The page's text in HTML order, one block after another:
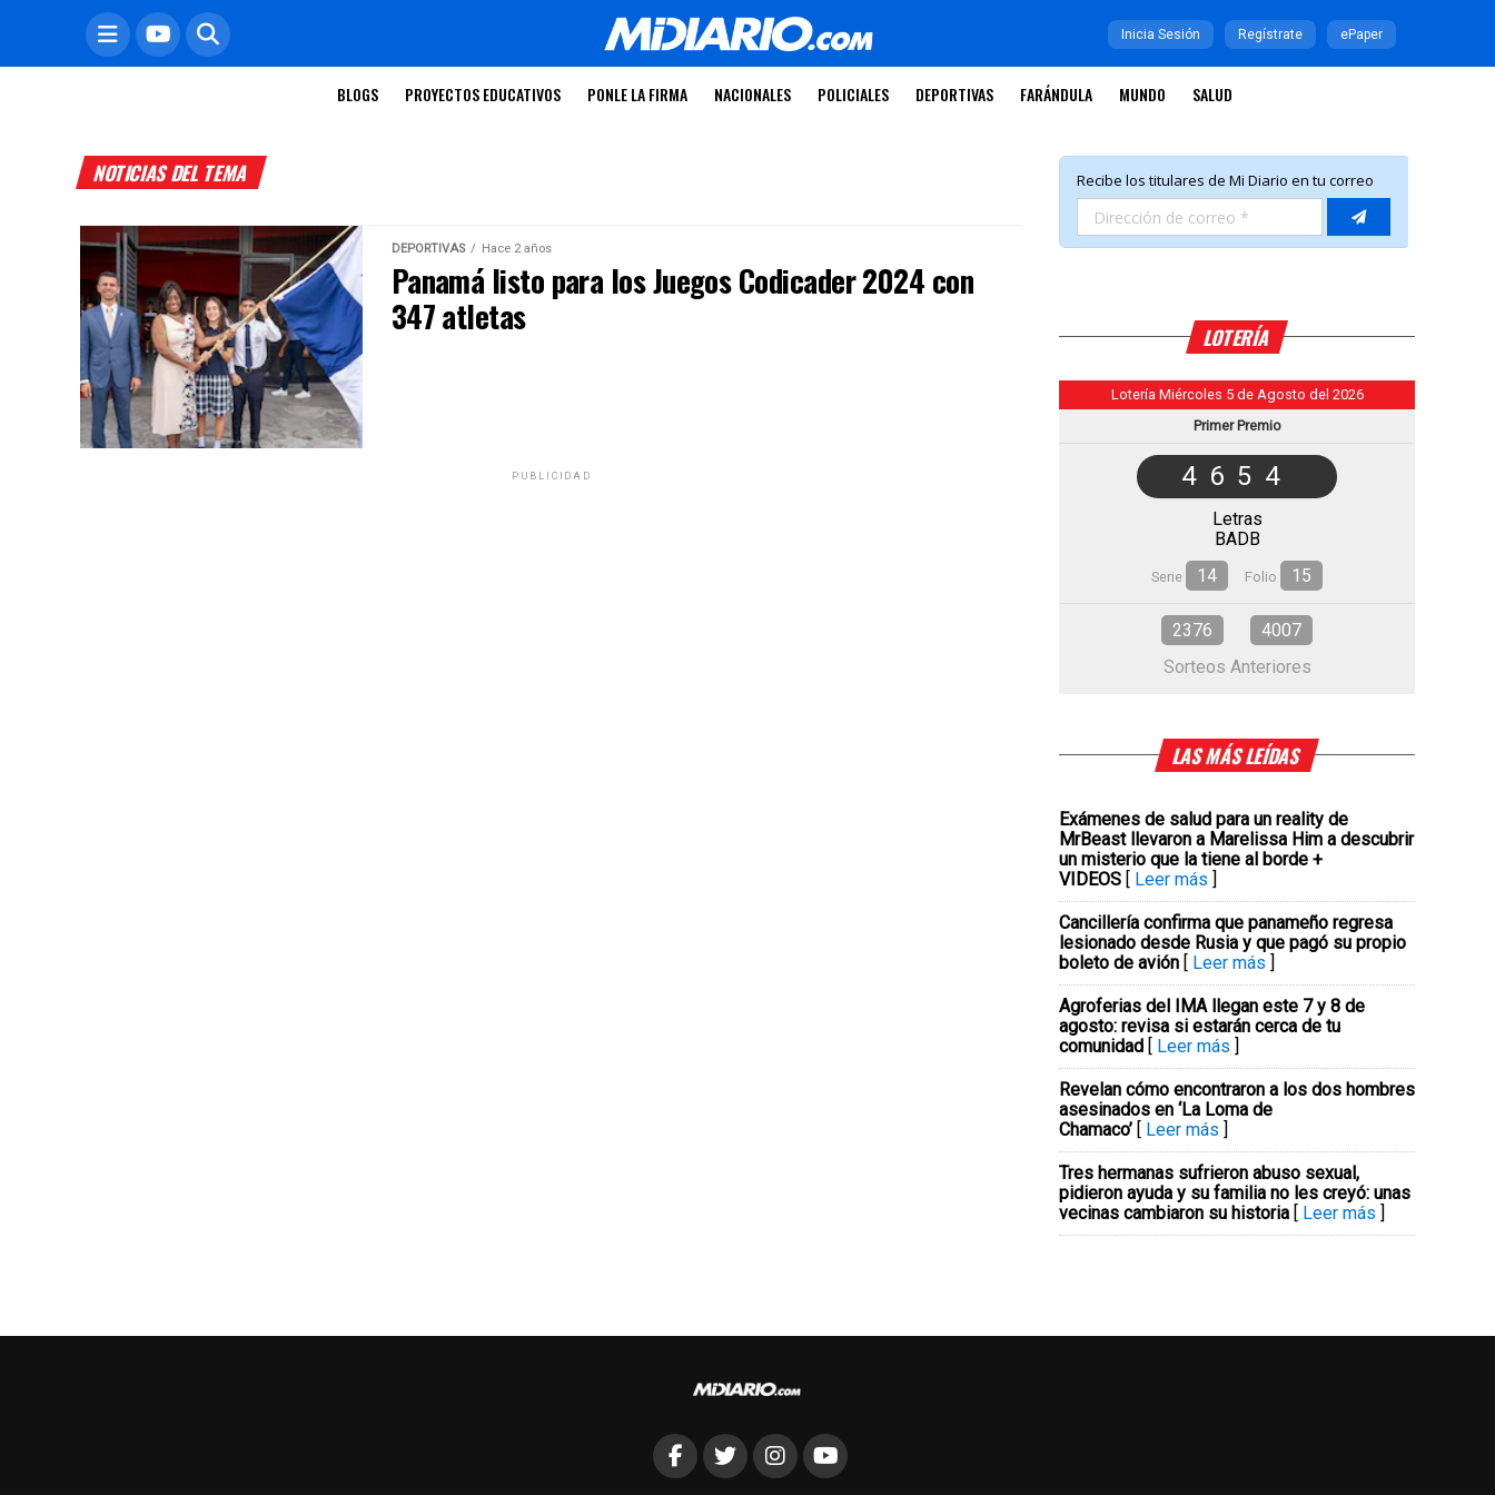
Inicia Sesión Regístrate ePaper
BLOGS PROYECTOS EDUCATIVOS PONLE LA FIRMA NACIONALES POLICIALES DEPORTIVAS FARÁNDULA MUNDO SALUD
NOTICIAS DEL TEMA
DEPORTIVAS Hace 2 años
Panamá listo para los Juegos Codicader 2024 con
347 atletas
PUBLICIDAD
LOTERÍA
Lotería Miércoles 5 de Agosto del 2026
Primer Premio
4654
Letras
BADB
Serie 14 Folio 15
2376
4007
Sorteos Anteriores
LAS MÁS LEÍDAS
Exámenes de salud para un reality de
MrBeast llevaron a Marelissa Him a descubrir
un misterio que la tiene al borde +
VIDEOS [ Leer más ]
Cancillería confirma que panameño regresa
lesionado desde Rusia y que pagó su propio
boleto de avión [ Leer más ]
Agroferias del IMA llegan este 7 y 8 de
agosto: revisa si estarán cerca de tu
comunidad [ Leer más ]
Revelan cómo encontraron a los dos hombres
asesinados en ‘La Loma de
Chamaco’ [ Leer más ]
Tres hermanas sufrieron abuso sexual,
pidieron ayuda y su familia no les creyó: unas
vecinas cambiaron su historia [ Leer más ]